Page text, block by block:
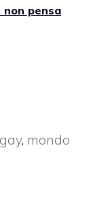
non pensa
, mondo